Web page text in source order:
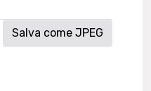
Salva come JPEG